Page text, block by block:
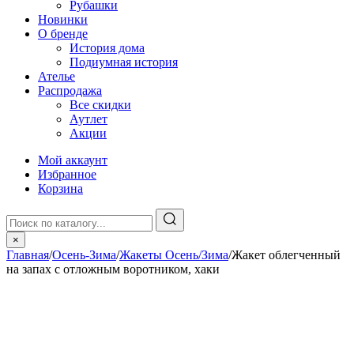
Рубашки
Новинки
О бренде
История дома
Подиумная история
Ателье
Распродажа
Все скидки
Аутлет
Акции
Мой аккаунт
Избранное
Корзина
×
Главная/Осень-Зима/Жакеты Осень/Зима/Жакет облегченный
на запах с отложным воротником, хаки